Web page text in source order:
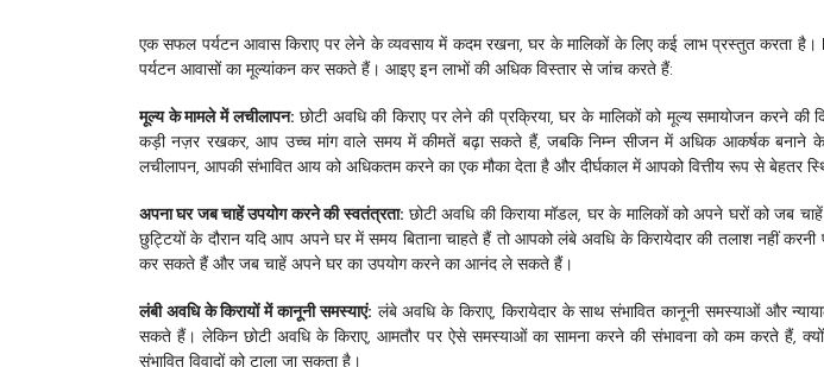
एक सफल पर्यटन आवास किराए पर लेने के व्यवसाय में कदम रखना, घर के मालिकों के लिए कई लाभ प्रस्तुत करता है।
पर्यटन आवासों का मूल्यांकन कर सकते हैं। आइए इन लाभों की अधिक विस्तार से जांच करते हैं:
मूल्य के मामले में लचीलापन: छोटी अवधि की किराए पर लेने की प्रक्रिया, घर के मालिकों को मूल्य समायोजन करने की
कड़ी नज़र रखकर, आप उच्च मांग वाले समय में कीमतें बढ़ा सकते हैं, जबकि निम्न सीजन में अधिक आकर्षक बनाने
लचीलापन, आपकी संभावित आय को अधिकतम करने का एक मौका देता है और दीर्घकाल में आपको वित्तीय रूप से बेहतर
अपना घर जब चाहें उपयोग करने की स्वतंत्रता: छोटी अवधि की किराया मॉडल, घर के मालिकों को अपने घरों को जब
छुट्टियों के दौरान यदि आप अपने घर में समय बिताना चाहते हैं तो आपको लंबे अवधि के किरायेदार की तलाश नहीं
कर सकते हैं और जब चाहें अपने घर का उपयोग करने का आनंद ले सकते हैं।
लंबी अवधि के किरायों में कानूनी समस्याएं: लंबे अवधि के किराए, किरायेदार के साथ संभावित कानूनी समस्याओं और
सकते हैं। लेकिन छोटी अवधि के किराए, आमतौर पर ऐसे समस्याओं का सामना करने की संभावना को कम करते हैं,
संभावित विवादों को टाला जा सकता है।